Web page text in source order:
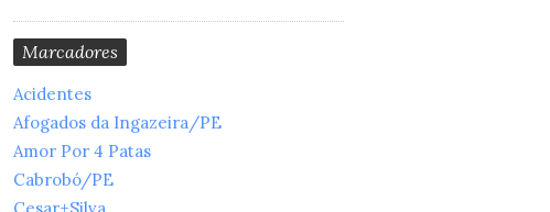
Marcadores
Acidentes
Afogados da Ingazeira/PE
Amor Por 4 Patas
Cabrobó/PE